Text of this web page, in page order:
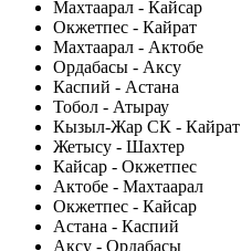
Махтаарал - Кайсар
Окжетпес - Кайрат
Махтаарал - Актобе
Ордабасы - Аксу
Каспий - Астана
Тобол - Атырау
Кызыл-Жар СК - Кайрат
Жетысу - Шахтер
Кайсар - Окжетпес
Актобе - Махтаарал
Окжетпес - Кайсар
Астана - Каспий
Аксу - Ордабасы